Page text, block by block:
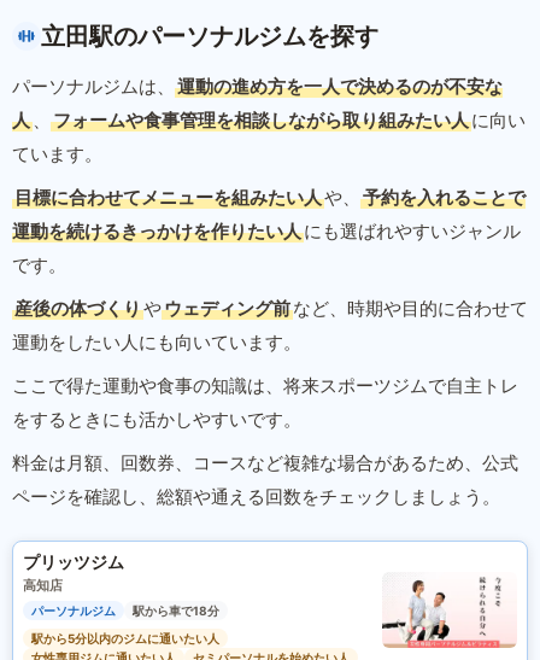
立田駅のパーソナルジムを探す
パーソナルジムは、
運動の進め方を一人で決めるのが不安な
人 、 フォームや食事管理を相談しながら取り組みたい人に向い
ています。
目標に合わせてメニューを組みたい人や、
予約を入れることで
運動を続けるきっかけを作りたい人にも選ばれやすいジャンル
です。
産後の体づくりやウェディング前など、時期や目的に合わせて
運動をしたい人にも向いています。
ここで得た運動や食事の知識は、将来スポーツジムで自主トレ
をするときにも活かしやすいです。
料金は月額、回数券、コースなど複雑な場合があるため、公式
ページを確認し、総額や通える回数をチェックしましょう。
プリッツジム
高知店
パーソナルジム
駅から車で18分
駅から5分以内のジムに通いたい人